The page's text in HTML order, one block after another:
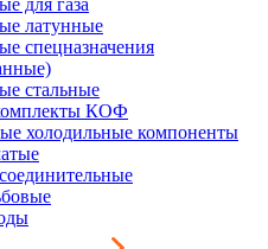
для газа
латунные
спецназначения
стальные
КОФ
холодильные компоненты